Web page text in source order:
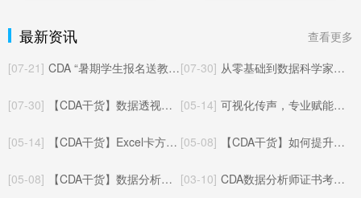
最新资讯
查看更多
[07-21] CDA “暑期学生报名送教材” 活动已开启！ [07-30] 从零基础到数据科学家：CDA三本官方教材全解读
[07-30] 【CDA干货】数据透视表数据批量对应匹配其他工作表的方法与实操应用 [05-14] 可视化传声，专业赋能：CDA数据分析师玩转统计制图核心价值
[05-14] 【CDA干货】Excel卡方检验完整教程：从零上手，轻松搞定统计显著性检验 [05-08] 【CDA干货】如何提升数据分析能力：从入门到精通的系统化成长路径
[05-08] 【CDA干货】数据分析与A/B测试：相辅相成的数据决策闭环 [03-10] CDA数据分析师证书考试体系（更新于2025年05月22日）